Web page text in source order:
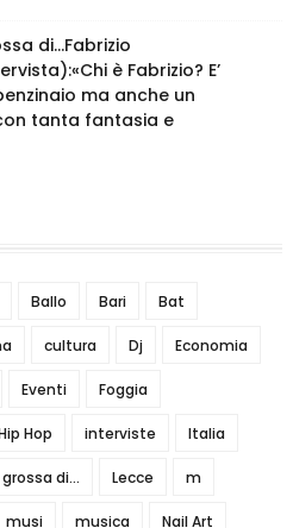
di…Fabrizio
è Fabrizio? E’
ma anche un
tanta fantasia e
Ballo Bari Bat
cultura Dj Economia
Eventi Foggia
Hop interviste Italia
di... Lecce m
musi musica Nail Art